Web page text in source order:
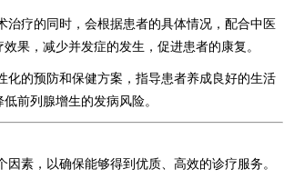
疗的同时，会根据患者的具体情况，配合中医
果，减少并发症的发生，促进患者的康复。
化的预防和保健方案，指导患者养成良好的生活
前列腺增生的发病风险。
素，以确保能够得到优质、高效的诊疗服务。